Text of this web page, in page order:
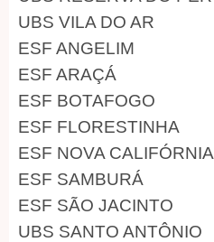
UBS VILA DO AR
ESF ANGELIM
ESF ARAÇÁ
ESF BOTAFOGO
ESF FLORESTINHA
ESF NOVA CALIFÓRNIA
ESF SAMBURÁ
ESF SÃO JACINTO
UBS SANTO ANTÔNIO